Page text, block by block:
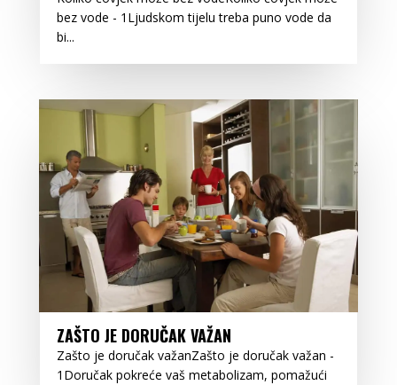
bez vode - 1Ljudskom tijelu treba puno vode da
bi...
ZAŠTO JE DORUČAK VAŽAN
Zašto je doručak važanZašto je doručak važan -
1Doručak pokreće vaš metabolizam, pomažući